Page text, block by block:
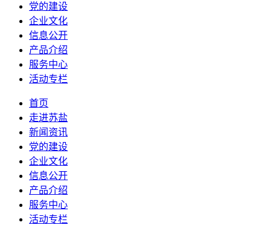
党的建设
企业文化
信息公开
产品介绍
服务中心
活动专栏
首页
走进苏盐
新闻资讯
党的建设
企业文化
信息公开
产品介绍
服务中心
活动专栏